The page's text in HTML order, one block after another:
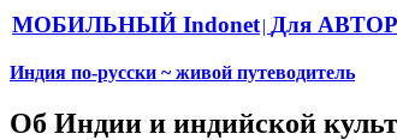
МОБИЛЬНЫЙ Indonet| Для
Индия по-русски ~ живой путеводитель
Об Индии и индийской